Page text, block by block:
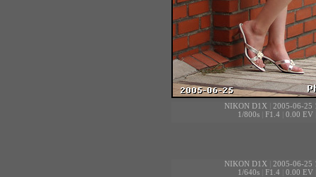
NIKON D1X
2005-06-25
1/800s| F1.4 0.00 EV
NIKON D1X
2005-06-25
1/640s| F1.4 0.00 EV